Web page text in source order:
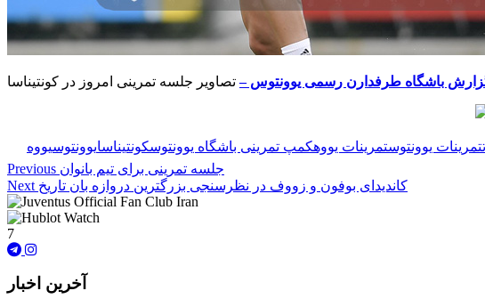
باشگاه طرفدارن رسمی یوونتوس –
تمرینات یوونتوستمرینات یووهکمپ تمرینی باشگاه یوونتوسکونتیناسایوونتوسیووه
Previous جلسه تمرینی برای تیم بانوان
Next کاندیدای بوفون و زووف در نظرسنجی بزرگترین دروازه بان تاریخ
7
آخرین اخبار